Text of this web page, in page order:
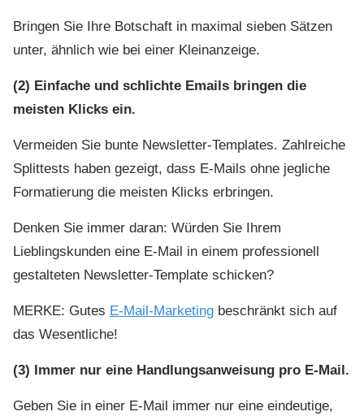
Bringen Sie Ihre Botschaft in maximal sieben Sätzen
unter, ähnlich wie bei einer Kleinanzeige.
(2) Einfache und schlichte Emails bringen die
meisten Klicks ein.
Vermeiden Sie bunte Newsletter-Templates. Zahlreiche
Splittests haben gezeigt, dass E-Mails ohne jegliche
Formatierung die meisten Klicks erbringen.
Denken Sie immer daran: Würden Sie Ihrem
Lieblingskunden eine E-Mail in einem professionell
gestalteten Newsletter-Template schicken?
MERKE: Gutes E-Mail-Marketing beschränkt sich auf
das Wesentliche!
(3) Immer nur eine Handlungsanweisung pro E-Mail.
Geben Sie in einer E-Mail immer nur eine eindeutige,